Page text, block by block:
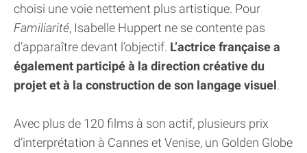
choisi une voie nettement plus artistique. Pour
Familiarité, Isabelle Huppert ne se contente pas
d’apparaître devant l’objectif. L’actrice française a
également participé à la direction créative du
projet et à la construction de son langage visuel.
Avec plus de 120 films à son actif, plusieurs prix
d’interprétation à Cannes et Venise, un Golden Globe